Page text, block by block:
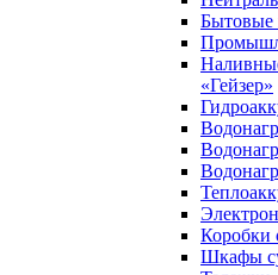
Бытовые
«Гейзер»
Коробки
Шкафы